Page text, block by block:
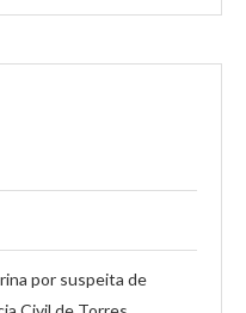
por suspeita de